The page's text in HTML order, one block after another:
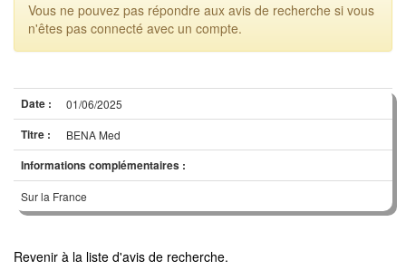
Vous ne pouvez pas répondre aux avis de recherche si vous
n'êtes pas connecté avec un compte.
Date : 01/06/2025
Titre : BENA Med
Informations complémentaires :
Sur la France
Revenir à la liste d'avis de recherche.